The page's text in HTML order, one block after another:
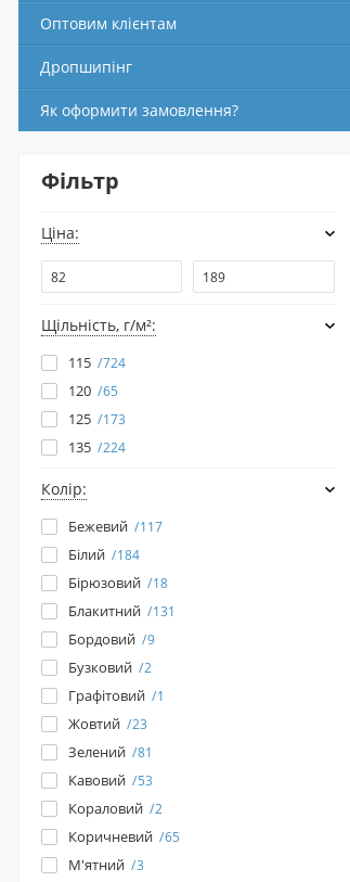
Оптовим клієнтам
Дропшипінг
Як оформити замовлення?
Фільтр
Ціна:
Щільність, г/м²:
115 724
120 65
125 173
135 224
Колір:
Бежевий 117
Білий 184
Бірюзовий 18
Блакитний 131
Бордовий 9
Бузковий 2
Графітовий 1
Жовтий 23
Зелений 81
Кавовий 53
Кораловий 2
Коричневий 65
М'ятний 3